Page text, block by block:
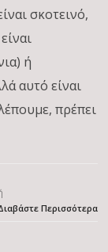
σκοτεινό,
ή
αυτό είναι
πρέπει
Περισσότερα